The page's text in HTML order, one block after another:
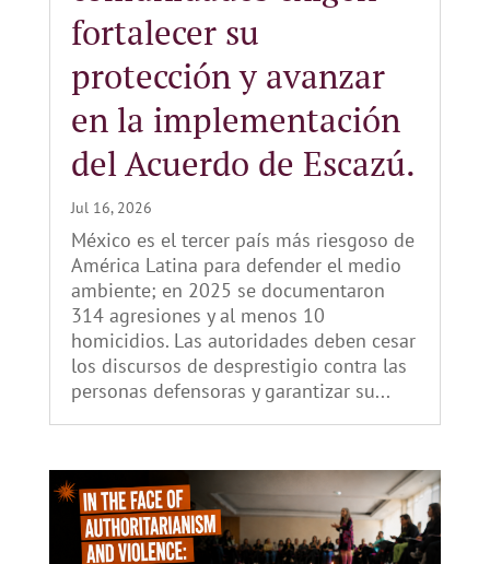
fortalecer su
protección y avanzar
en la implementación
del Acuerdo de Escazú.
Jul 16, 2026
México es el tercer país más riesgoso de
América Latina para defender el medio
ambiente; en 2025 se documentaron
314 agresiones y al menos 10
homicidios. Las autoridades deben cesar
los discursos de desprestigio contra las
personas defensoras y garantizar su...